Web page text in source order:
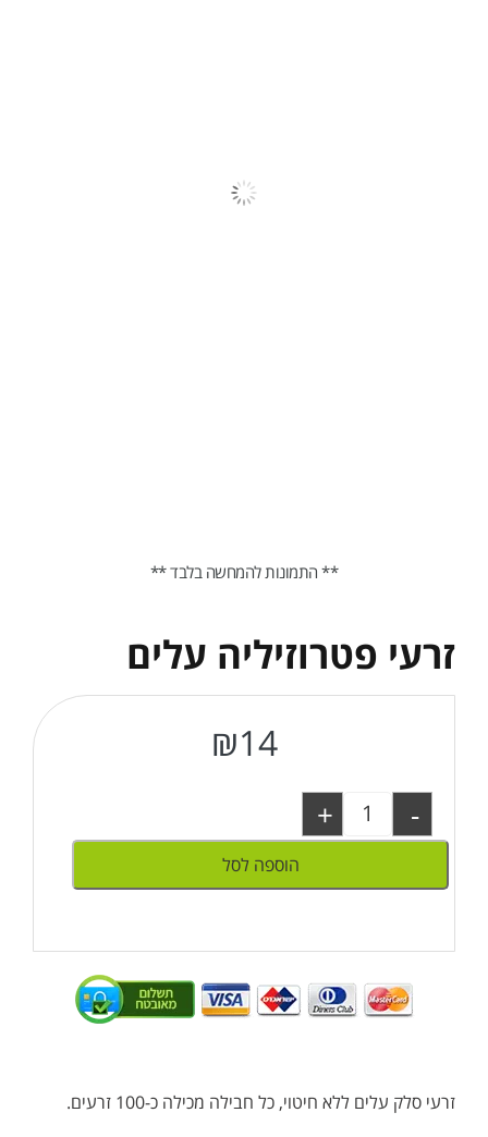
זרעי פטרוזיליה עלים
₪14
-
+
הוספה לסל
זרעי סלק עלים ללא חיטוי, כל חבילה מכילה כ-100 זרעים.
** התמונות להמחשה בלבד **